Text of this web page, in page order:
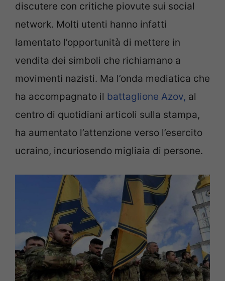
discutere con critiche piovute sui social
network. Molti utenti hanno infatti
lamentato l’opportunità di mettere in
vendita dei simboli che richiamano a
movimenti nazisti. Ma l’onda mediatica che
ha accompagnato il battaglione Azov, al
centro di quotidiani articoli sulla stampa,
ha aumentato l’attenzione verso l’esercito
ucraino, incuriosendo migliaia di persone.